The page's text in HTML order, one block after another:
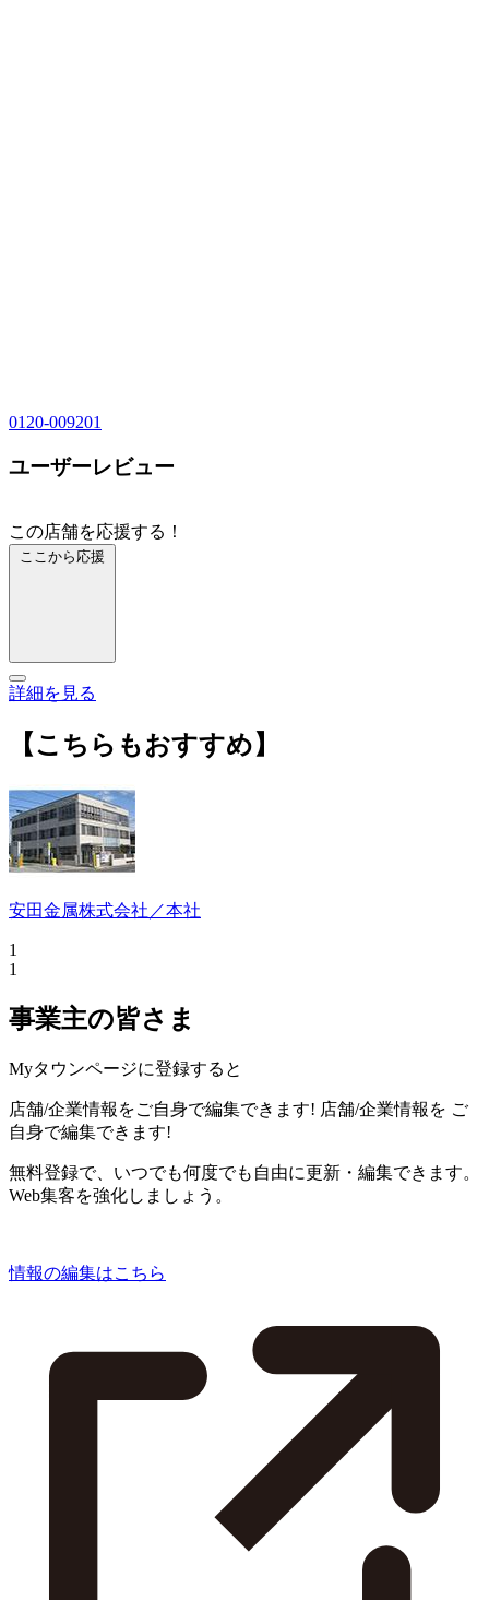
0120-009201
ユーザーレビュー
この店舗を応援する！
ここから応援
詳細を見る
【こちらもおすすめ】
安田金属株式会社／本社
1
1
事業主の皆さま
Myタウンページに登録すると
店舗/企業情報をご自身で編集できます! 店舗/企業情報を ご
自身で編集できます!
無料登録で、いつでも何度でも自由に更新・編集できます。
Web集客を強化しましょう。
情報の編集はこちら